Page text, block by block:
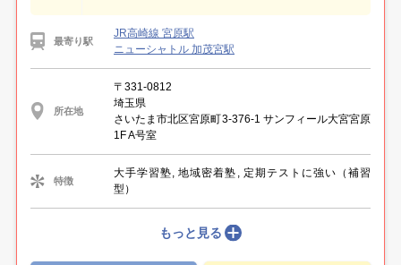
最寄り駅
JR高崎線 宮原駅
ニューシャトル 加茂宮駅
所在地
〒331-0812
埼玉県
さいたま市北区宮原町3-376-1 サンフィール大宮宮原
1F A号室
特徴
大手学習塾, 地域密着塾, 定期テストに強い（補習
型）
もっと見る